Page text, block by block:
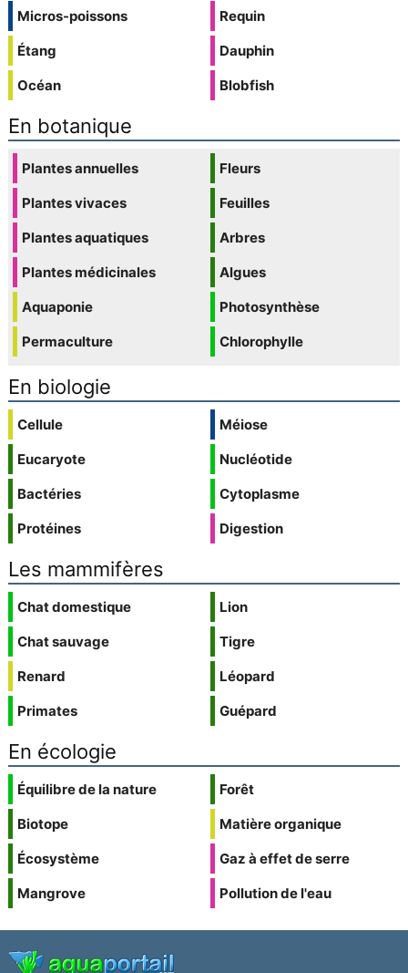
Micros-poissons
Étang
Océan
Requin
Dauphin
Blobfish
En botanique
Plantes annuelles
Plantes vivaces
Plantes aquatiques
Plantes médicinales
Aquaponie
Permaculture
Fleurs
Feuilles
Arbres
Algues
Photosynthèse
Chlorophylle
En biologie
Cellule
Eucaryote
Bactéries
Protéines
Méiose
Nucléotide
Cytoplasme
Digestion
Les mammifères
Chat domestique
Chat sauvage
Renard
Primates
Lion
Tigre
Léopard
Guépard
En écologie
Équilibre de la nature
Biotope
Écosystème
Mangrove
Forêt
Matière organique
Gaz à effet de serre
Pollution de l'eau